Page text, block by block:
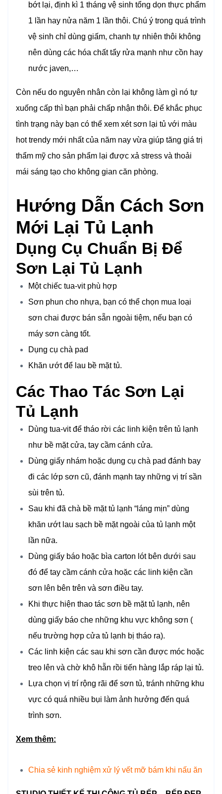
bớt lại, định kì 1 tháng vệ sinh tổng dọn thực phẩm
1 lần hay nửa năm 1 lần thôi. Chú ý trong quá trình
vệ sinh chỉ dùng giấm, chanh tự nhiên thôi không
nên dùng các hóa chất tẩy rửa mạnh như cồn hay
nước javen,…
Còn nếu do nguyên nhân còn lại không làm gì nó tự
xuống cấp thì bạn phải chấp nhận thôi. Để khắc phục
tình trạng này bạn có thể xem xét sơn lại tủ với màu
hot trendy mới nhất của năm nay vừa giúp tăng giá trị
thẩm mỹ cho sản phẩm lại được xả stress và thoải
mái sáng tạo cho không gian căn phòng.
Hướng Dẫn Cách Sơn
Mới Lại Tủ Lạnh
Dụng Cụ Chuẩn Bị Để
Sơn Lại Tủ Lạnh
Một chiếc tua-vit phù hợp
Sơn phun cho nhựa, bạn có thể chọn mua loại
sơn chai được bán sẵn ngoài tiệm, nếu bạn có
máy sơn càng tốt.
Dụng cụ chà pad
Khăn ướt để lau bề mặt tủ.
Các Thao Tác Sơn Lại
Tủ Lạnh
Dùng tua-vit để tháo rời các linh kiện trên tủ lạnh
như bề mặt cửa, tay cầm cánh cửa.
Dùng giấy nhám hoặc dụng cụ chà pad đánh bay
đi các lớp sơn cũ, đánh mạnh tay những vị trí sần
sùi trên tủ.
Sau khi đã chà bề mặt tủ lạnh “láng mịn” dùng
khăn ướt lau sạch bề mặt ngoài của tủ lạnh một
lần nữa.
Dùng giấy báo hoặc bìa carton lót bên dưới sau
đó để tay cầm cánh cửa hoặc các linh kiện cần
sơn lên bên trên và sơn điều tay.
Khi thực hiện thao tác sơn bề mặt tủ lạnh, nên
dùng giấy báo che những khu vực không sơn (
nếu trường hợp cửa tủ lạnh bị tháo ra).
Các linh kiện các sau khi sơn cần được móc hoặc
treo lên và chờ khô hẵn rồi tiến hàng lắp ráp lại tủ.
Lựa chọn vị trí rộng rãi để sơn tủ, tránh những khu
vực có quá nhiều bụi làm ảnh hưởng đến quá
trình sơn.
Xem thêm:
Chia sẻ kinh nghiệm xử lý vết mỡ bám khi nấu ăn